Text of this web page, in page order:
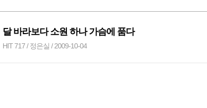
달 바라보다 소원 하나 가슴에 품다
HIT 717 / 정은실 / 2009-10-04